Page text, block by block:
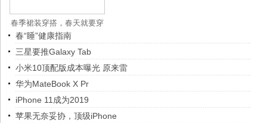
春季裙装穿搭，春天就要穿
好看的
春“睡”健康指南
三星要推Galaxy Tab
小米10顶配版成本曝光 原来雷
华为MateBook X Pr
iPhone 11成为2019
苹果无奈妥协，顶级iPhone